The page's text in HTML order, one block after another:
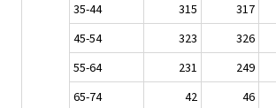
35-44
315 317
45-54
323 326
55-64
231 249
65-74
42 46